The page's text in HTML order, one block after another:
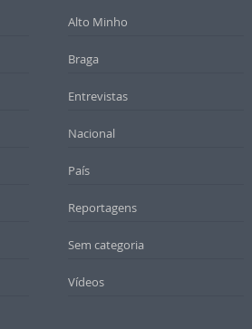
Alto Minho
Braga
Entrevistas
Nacional
País
Reportagens
Sem categoria
Vídeos